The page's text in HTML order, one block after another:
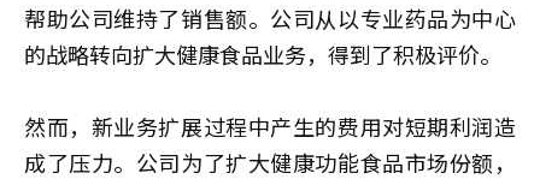
帮助公司维持了销售额。公司从以专业药品为中心
的战略转向扩大健康食品业务，得到了积极评价。
然而，新业务扩展过程中产生的费用对短期利润造
成了压力。公司为了扩大健康功能食品市场份额，